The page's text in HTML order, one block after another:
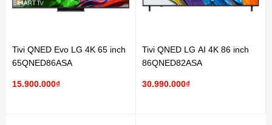
Tivi QNED Evo LG 4K 65 inch
65QNED86ASA
15.900.000₫
Tivi QNED LG AI 4K 86 inch
86QNED82ASA
30.990.000₫